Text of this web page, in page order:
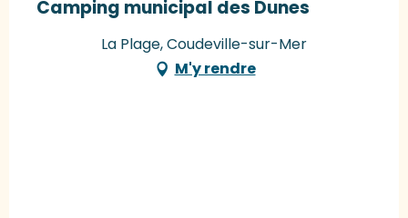
Camping municipal des Dunes
La Plage, Coudeville-sur-Mer
M'y rendre